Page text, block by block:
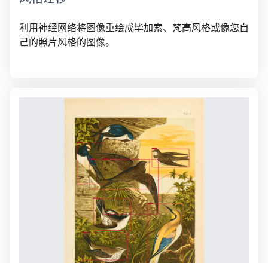
利用神经网络将图像重绘成毕加索、梵高风格或像您自
己的照片风格的图像。